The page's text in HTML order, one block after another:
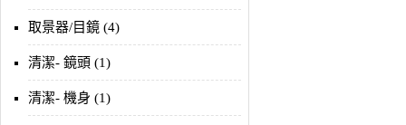
取景器/目鏡 (4)
清潔- 鏡頭 (1)
清潔- 機身 (1)